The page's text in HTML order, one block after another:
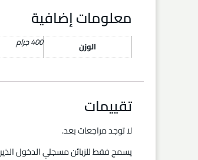
معلومات إضافية
الوزن 400 جرام
تقييمات
لا توجد مراجعات بعد.
يسمح فقط للزبائن مسجلي الدخول